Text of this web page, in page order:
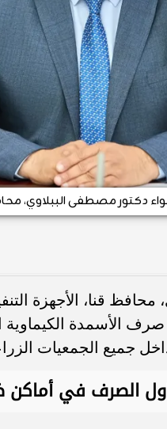
دكتور مصطفى الببلاوي،
قنا، الأجهزة
الأسمدة الكيماوية
جميع الجمعيات
الصرف في أماكن